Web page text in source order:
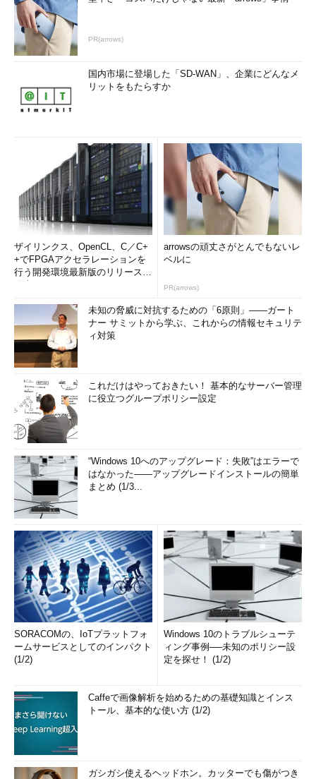
PR(arrows)
国内市場に登場した「SD-WAN」、企業にどんなメ
リットをもたらすか
ザイリンクス、OpenCL、C／C+
+でFPGAアクセラレーションを
行う開発環境最新版のリリースを
arrowsの頑丈さがとんでもないレ
ベルに
PR(arrows)
未知の脅威に対抗するための「6原則」――ガート
ナー サミットから学ぶ、これからの情報セキュリテ
ィ対策
これだけはやっておきたい！ 基本的なサーバー管理
に役立つグループポリシー設定
“Windows 10へのアップグレード：失敗”はエラーで
はなかった――アップグレードインストールの簡単
まとめ (1/3...
SORACOMの、IoTプラットフォ
ームサービスとしてのインパクト
(1/2)
Windows 10のトラブルシューテ
ィング事例──未知のポリシー設
定を探せ！ (1/2)
Caffeで画像解析を始めるための基礎知識とインス
トール、基本的な使い方 (1/2)
ガシガシ使えるヘッドホン。カッターでも傷がつき